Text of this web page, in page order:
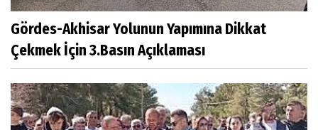
Gördes-Akhisar Yolunun Yapımına Dikkat
Çekmek İçin 3.Basın Açıklaması